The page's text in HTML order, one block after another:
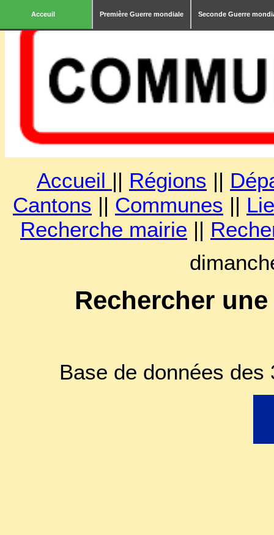
Acceuil Première Guerre mondiale Seconde Guerre
Accueil || Régions ||
Cantons || Communes ||
Recherche mairie ||
Rechercher
Base de données